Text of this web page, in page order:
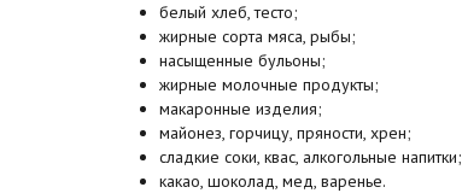
белый хлеб, тесто;
жирные сорта мяса, рыбы;
насыщенные бульоны;
жирные молочные продукты;
макаронные изделия;
майонез, горчицу, пряности, хрен;
сладкие соки, квас, алкогольные напитки;
какао, шоколад, мед, варенье.